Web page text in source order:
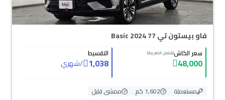
فاو بيستون تي 77 Basic 2024
سعر الكاش(شامل الضريبة)
48,000
التقسيط
1,038
/شهري
مستعملة 1,602 كم
ممشى قليل